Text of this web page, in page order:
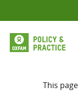
to
content
This